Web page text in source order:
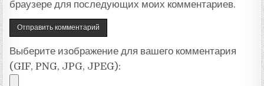
браузере для последующих моих комментариев.
Выберите изображение для вашего комментария
(GIF, PNG, JPG, JPEG):